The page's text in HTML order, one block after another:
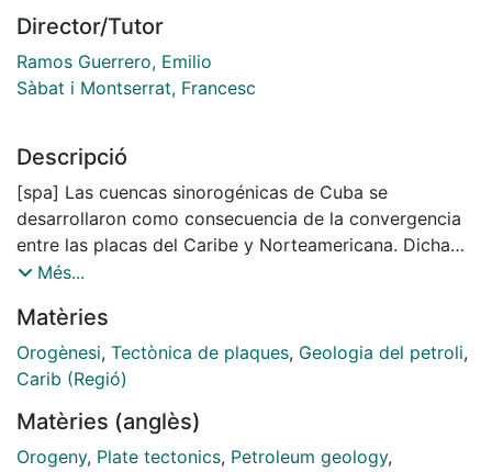
Director/Tutor
Ramos Guerrero, Emilio
Sàbat i Montserrat, Francesc
Descripció
[spa] Las cuencas sinorogénicas de Cuba se
desarrollaron como consecuencia de la convergencia
entre las placas del Caribe y Norteamericana. Dicha
convergencia evolucionó desde un contexto de
un contexto de acreción-colisión durante el
Paleógeno, y finalizó con la sutura del Orógeno
Cubano a la Placa Norteamericana. En la evolución de
y uno post-orogénico. Los estadios sinorogénicos
están relacionados con la subducción-acreción del
Més...
Matèries
Orogènesi, Tectònica de plaques, Geologia del petroli,
Carib (Regió)
Matèries (anglès)
Orogeny, Plate tectonics, Petroleum geology,